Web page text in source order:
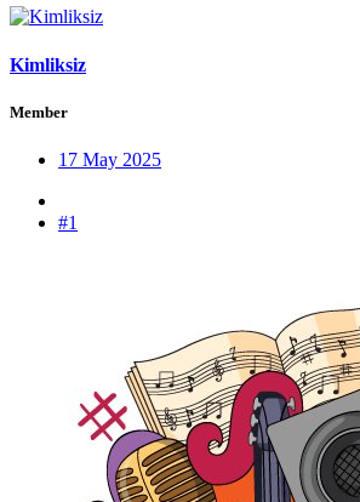
Kimliksiz
Member
17 May 2025
#1